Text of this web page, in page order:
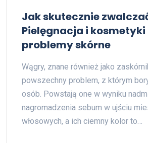
Jak skutecznie
Pielęgnacja i kosmetyki
problemy skórne
Wągry, znane również jako
powszechny problem, z którym
osób. Powstają one w wyniku
nagromadzenia sebum w ujściu
włosowych, a ich ciemny kolor to…